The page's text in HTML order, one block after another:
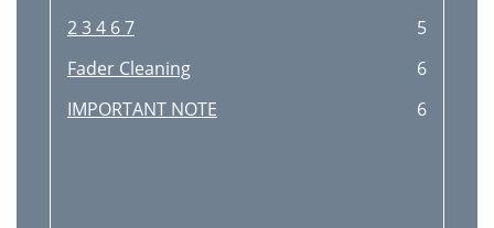
2 3 4 6 7
5
Fader Cleaning
6
IMPORTANT NOTE
6